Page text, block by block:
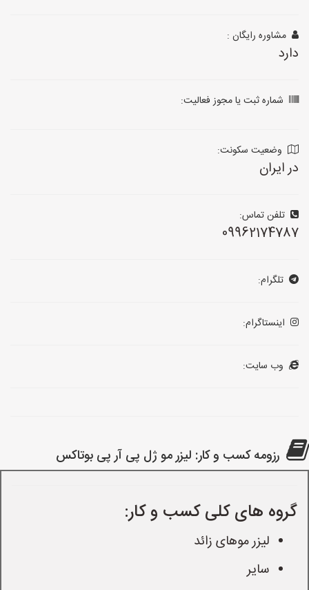
مشاوره رایگان :
دارد
شماره ثبت یا مجوز فعالیت:
وضعیت سکونت:
در ایران
تلفن تماس:
09962174787
تلگرام:
اینستاگرام:
وب سایت:
رزومه کسب و کار: لیزر مو ژل پی آر پی بوتاکس
گروه های کلی کسب و کار:
لیزر موهای زائد
سایر